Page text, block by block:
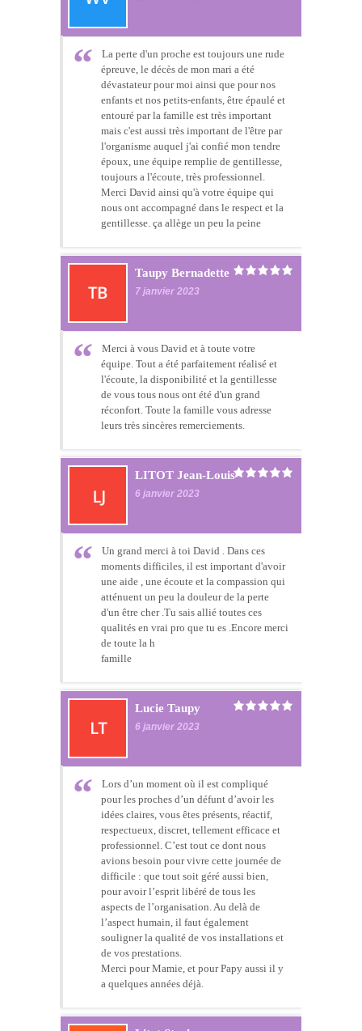
La perte d'un proche est toujours une rude
épreuve, le décès de mon mari a été
dévastateur pour moi ainsi que pour nos
enfants et nos petits-enfants, être épaulé et
entouré par la famille est très important
mais c'est aussi très important de l'être par
l'organisme auquel j'ai confié mon tendre
époux, une équipe remplie de gentillesse,
toujours a l'écoute, très professionnel.
Merci David ainsi qu'à votre équipe qui
nous ont accompagné dans le respect et la
gentillesse. ça allège un peu la peine
Taupy Bernadette
7 janvier 2023
Merci à vous David et à toute votre
équipe. Tout a été parfaitement réalisé et
l'écoute, la disponibilité et la gentillesse
de vous tous nous ont été d'un grand
réconfort. Toute la famille vous adresse
leurs très sincères remerciements.
LITOT Jean-Louis
6 janvier 2023
Un grand merci à toi David . Dans ces
moments difficiles, il est important d'avoir
une aide , une écoute et la compassion qui
atténuent un peu la douleur de la perte
d'un être cher .Tu sais allié toutes ces
qualités en vrai pro que tu es .Encore merci
de toute la h
famille
Lucie Taupy
6 janvier 2023
Lors d’un moment où il est compliqué
pour les proches d’un défunt d’avoir les
idées claires, vous êtes présents, réactif,
respectueux, discret, tellement efficace et
professionnel. C’est tout ce dont nous
avions besoin pour vivre cette journée de
difficile : que tout soit géré aussi bien,
pour avoir l’esprit libéré de tous les
aspects de l’organisation. Au delà de
l’aspect humain, il faut également
souligner la qualité de vos installations et
de vos prestations.
Merci pour Mamie, et pour Papy aussi il y
a quelques années déjà.